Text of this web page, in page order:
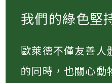
我們的綠色堅
歐萊德不僅友善人
的同時，也關心動